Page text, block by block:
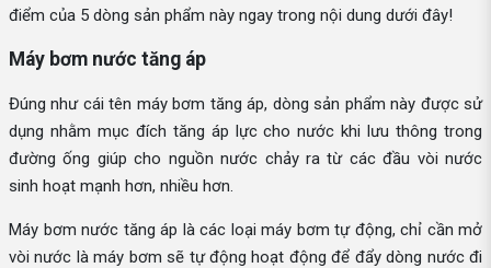
điểm của 5 dòng sản phẩm này ngay trong nội dung dưới đây!
Máy bơm nước tăng áp
Đúng như cái tên máy bơm tăng áp, dòng sản phẩm này được sử
dụng nhằm mục đích tăng áp lực cho nước khi lưu thông trong
đường ống giúp cho nguồn nước chảy ra từ các đầu vòi nước
sinh hoạt mạnh hơn, nhiều hơn.
Máy bơm nước tăng áp là các loại máy bơm tự động, chỉ cần mở
vòi nước là máy bơm sẽ tự động hoạt động để đẩy dòng nước đi